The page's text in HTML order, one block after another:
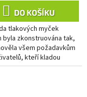
DO KOŠÍKU
tlakových myček
byla zkonstruována tak,
všem požadavkům
kteří kladou
na špičkové